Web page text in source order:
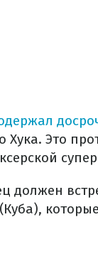
Это
должен